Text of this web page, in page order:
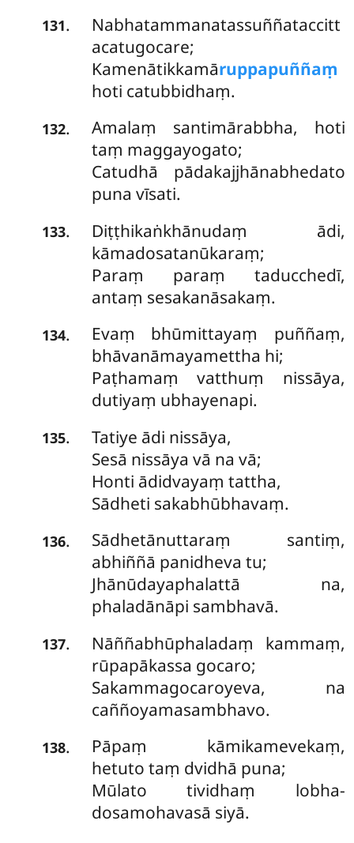
131.
Nabhatammanatassuññataccitt
acatugocare;
Kamenātikkamāruppapuññaṃ
hoti catubbidhaṃ.
132. Amalaṃ santimārabbha, hoti
taṃ maggayogato;
Catudhā pādakajjhānabhedato
puna vīsati.
133.
Diṭṭhikaṅkhānudaṃ ādi,
kāmadosatanūkaraṃ;
Paraṃ paraṃ taducchedī,
antaṃ sesakanāsakaṃ.
134.
Evaṃ bhūmittayaṃ puññaṃ,
bhāvanāmayamettha hi;
Paṭhamaṃ vatthuṃ nissāya,
dutiyaṃ ubhayenapi.
135.
Tatiye ādi nissāya,
Sesā nissāya vā na vā;
Honti ādidvayaṃ tattha,
Sādheti sakabhūbhavaṃ.
136.
Sādhetānuttaraṃ santiṃ,
abhiññā panidheva tu;
Jhānūdayaphalattā na,
phaladānāpi sambhavā.
137.
Nāññabhūphaladaṃ kammaṃ,
rūpapākassa gocaro;
Sakammagocaroyeva, na
caññoyamasambhavo.
138.
Pāpaṃ kāmikamevekaṃ,
hetuto taṃ dvidhā puna;
Mūlato tividhaṃ lobha-
dosamohavasā siyā.